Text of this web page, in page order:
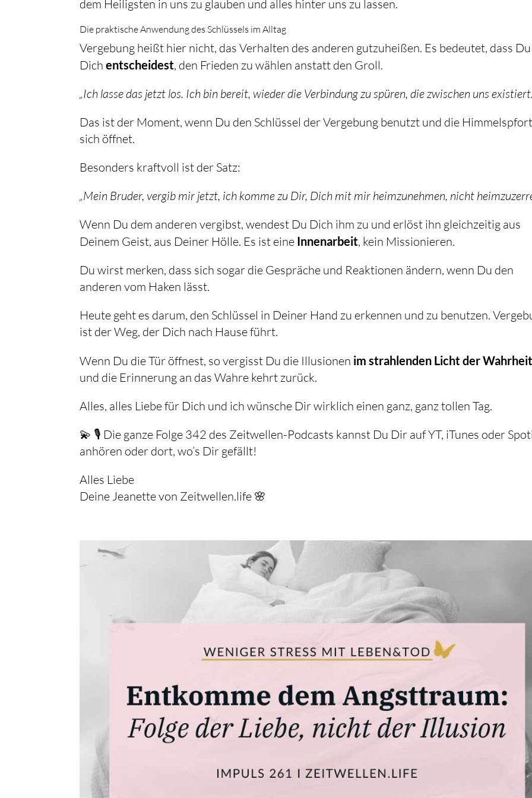
dem Heiligsten in uns zu glauben und alles hinter uns zu lassen.
Die praktische Anwendung des Schlüssels im Alltag
Vergebung heißt hier nicht, das Verhalten des anderen gutzuheißen. Es bedeutet, dass Du
Dichentscheidest, den Frieden zu wählen anstatt den Groll.
„Ich lasse das jetzt los. Ich bin bereit, wieder die Verbindung zu spüren, die zwischen uns
Das ist der Moment, wenn Du den Schlüssel der Vergebung benutzt und die
sich öffnet.
Besonders kraftvoll ist der Satz:
„Mein Bruder, vergib mir jetzt, ich komme zu Dir, Dich mit mir heimzunehmen, nicht
Wenn Du dem anderen vergibst, wendest Du Dich ihm zu und erlöst ihn gleichzeitig aus
Deinem Geist, aus Deiner Hölle. Es ist eine Innenarbeit, kein Missionieren.
Du wirst merken, dass sich sogar die Gespräche und Reaktionen ändern, wenn Du den
anderen vom Haken lässt.
Heute geht es darum, den Schlüssel in Deiner Hand zu erkennen und zu benutzen.
ist der Weg, der Dich nach Hause führt.
Wenn Du die Tür öffnest, so vergisst Du die Illusionen im strahlenden Licht der Wahrheit
und die Erinnerung an das Wahre kehrt zurück.
Alles, alles Liebe für Dich und ich wünsche Dir wirklich einen ganz, ganz tollen Tag.
💫 🎙️ Die ganze Folge 342 des Zeitwellen-Podcasts kannst Du Dir auf YT, iTunes oder
anhören oder dort, wo’s Dir gefällt!
Alles Liebe
Deine Jeanette von Zeitwellen.life 🌸